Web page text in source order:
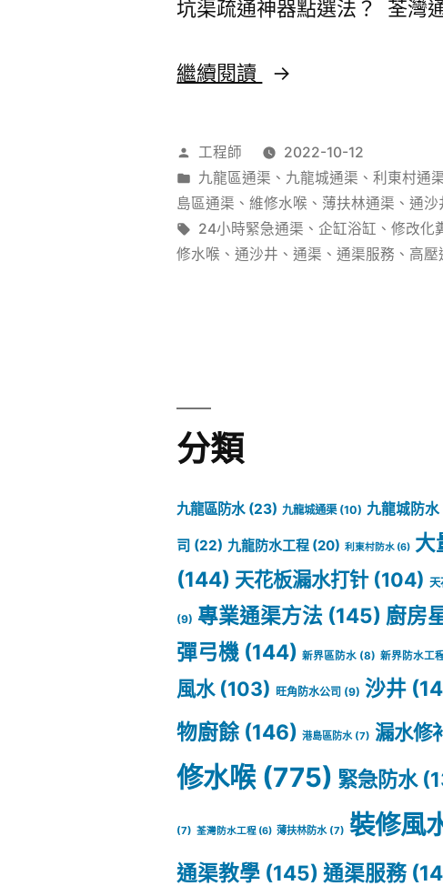
坑渠疏通神器點選法？ 荃灣
繼續閱讀
通
佬
粉
用
法
個
牌
子
好
用？
2023
坑
渠|
作
者：
工程師
2022-10-12
分
類：
九龍區通渠 、 九龍城通渠 、利東村通
島區通渠 、維修水喉 、 薄扶林通渠 、通沙
標
籤:
24小時緊急通渠 、企缸浴缸 、修改化
修水喉 、通沙井 、通渠 、通渠服務 、 高壓
分類
九龍區防水(23) 九龍城通渠(10) 九龍城防水
司 (22) 九龍防水工程 (20) 利東村防水 (6) 大
(144) 天花板漏水打针(104) 天
(9) 專業通渠方法 (145) 廚房
彈弓機 (144) 新界區防水 (8) 新界防水工
風水(103) 旺角防水公司 (9) 沙井
物廚餘 (146) 港島區防水(7) 漏水修
修水喉 (775) 緊急防水
(7) 荃灣防水工程 (6) 薄扶林防水(7) 裝修風
通渠教學 (145) 通渠服務